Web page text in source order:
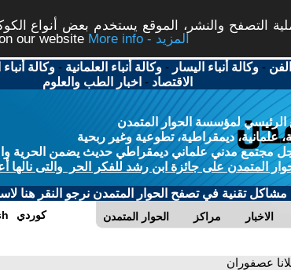
التصفح والنشر، الموقع يستخدم بعض أنواع
our website
More info - المزيد
-وكالة أنباء اليسار -وكالة أنباء العلمانية -وكالة
الاقتصاد - اخبار الطب والعلوم
الرئيسي لمؤسسة الحوار المتمدن
علمانية، ديمقراطية، تطوعية وغير ربحية
مجتمع مدني علماني ديمقراطي حديث يضمن الحرية
المتمدن على جائزة ابن رشد للفكر الحر والتى نالها
مشاكل تقنية في تصفح الحوار المتمدن نرجو النقر هنا
الحوار المتمدن مراكز الاخبار كوردي
عصفوران